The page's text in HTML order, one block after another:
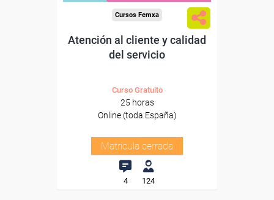
Cursos Femxa
Atención al cliente y calidad
del servicio
Curso Gratuito
25 horas
Online (toda España)
Matrícula cerrada
4 124